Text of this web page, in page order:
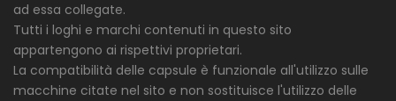
ad essa collegate.
Tutti i loghi e marchi contenuti in questo sito
appartengono ai rispettivi proprietari.
La compatibilità delle capsule è funzionale all'utilizzo sulle
macchine citate nel sito e non sostituisce l'utilizzo delle